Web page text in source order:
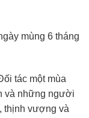
mùng 6 tháng
tác một mùa
và những người
thịnh vượng và